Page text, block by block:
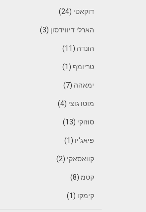
דוקאטי (24)
הארלי דיווידסון (3)
הונדה (11)
טריומף (1)
ימאהה (7)
מוטו גוצי (4)
סוזוקי (13)
פיאג'יו (1)
קוואסאקי (2)
קטמ(8)
קימקו (1)